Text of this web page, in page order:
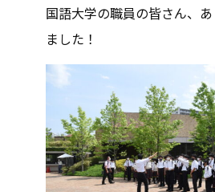
国語大学の職員の皆さん、
ました！